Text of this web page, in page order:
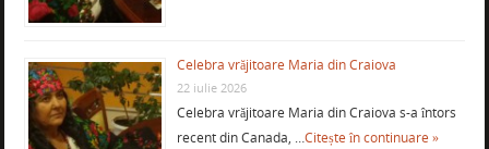
Celebra vrăjitoare Maria din Craiova
22 iulie 2026
Celebra vrăjitoare Maria din Craiova s-a întors
recent din Canada, …Citește în continuare »